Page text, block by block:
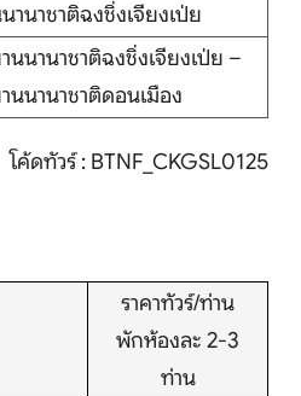
านาชาติฉงชิ่งเจียงเป่ย
นนานาชาติฉงชิ่งเจียงเป่ย –
นนานาชาติดอนเมือง
โค้ดทัวร์ : BTNF_CKGSL0125
ราคาทัวร์/ท่าน
พักห้องละ 2-3
ท่าน